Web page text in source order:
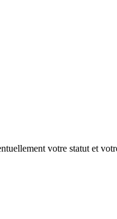
votre statut et